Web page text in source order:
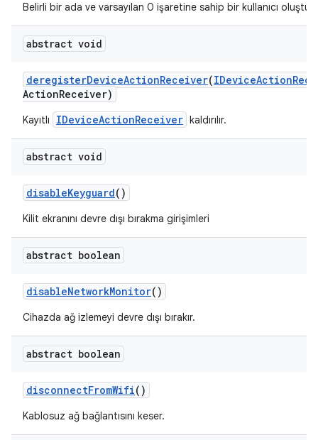
Belirli bir ada ve varsayılan 0 işaretine sahip bir kullanıcı
abstract void
deregisterDeviceActionReceiver(IDeviceAction
ActionReceiver)
Kayıtlı IDeviceActionReceiver kaldırılır.
abstract void
disableKeyguard()
Kilit ekranını devre dışı bırakma girişimleri
abstract boolean
disableNetworkMonitor()
Cihazda ağ izlemeyi devre dışı bırakır.
abstract boolean
disconnectFromWifi()
Kablosuz ağ bağlantısını keser.